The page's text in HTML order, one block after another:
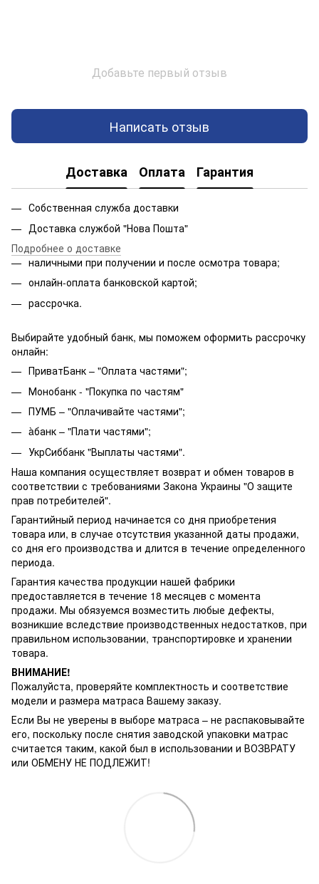
Добавьте первый отзыв
Написать отзыв
Доставка Оплата Гарантия
Собственная служба доставки
Доставка службой "Нова Пошта"
Подробнее о доставке
наличными при получении и после осмотра товара;
онлайн-оплата банковской картой;
рассрочка.
Выбирайте удобный банк, мы поможем оформить рассрочку
онлайн:
ПриватБанк – "Оплата частями";
Монобанк - "Покупка по частям"
ПУМБ – "Оплачивайте частями";
àбанк – "Плати частями";
УкрСиббанк "Выплаты частями".
Наша компания осуществляет возврат и обмен товаров в
соответствии с требованиями Закона Украины "О защите
прав потребителей".
Гарантийный период начинается со дня приобретения
товара или, в случае отсутствия указанной даты продажи,
со дня его производства и длится в течение определенного
периода.
Гарантия качества продукции нашей фабрики
предоставляется в течение 18 месяцев с момента
продажи. Мы обязуемся возместить любые дефекты,
возникшие вследствие производственных недостатков, при
правильном использовании, транспортировке и хранении
товара.
ВНИМАНИЕ!
Пожалуйста, проверяйте комплектность и соответствие
модели и размера матраса Вашему заказу.
Если Вы не уверены в выборе матраса – не распаковывайте
его, поскольку после снятия заводской упаковки матрас
считается таким, какой был в использовании и ВОЗВРАТУ
или ОБМЕНУ НЕ ПОДЛЕЖИТ!